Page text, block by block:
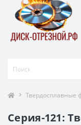
Твердосплавные
Серия-121: